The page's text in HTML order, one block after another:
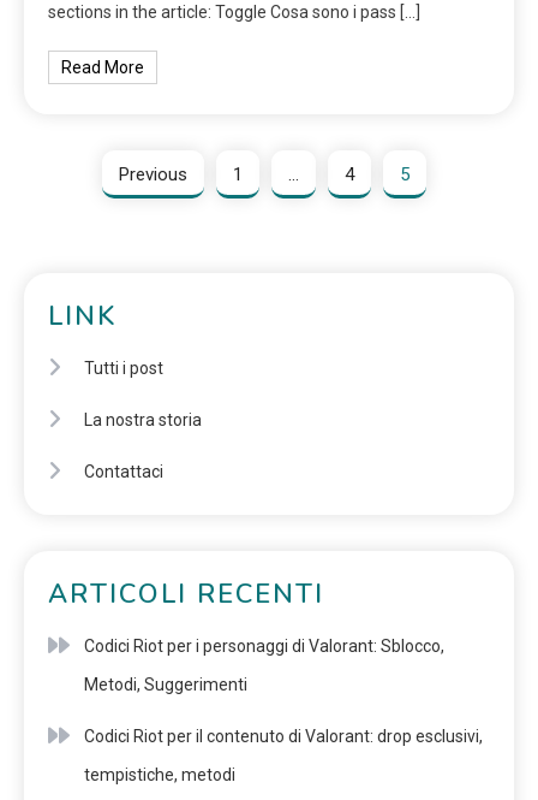
sections in the article: Toggle Cosa sono i pass […]
Read More
Previous 1 … 4 5
LINK
Tutti i post
La nostra storia
Contattaci
ARTICOLI RECENTI
Codici Riot per i personaggi di Valorant: Sblocco,
Metodi, Suggerimenti
Codici Riot per il contenuto di Valorant: drop esclusivi,
tempistiche, metodi